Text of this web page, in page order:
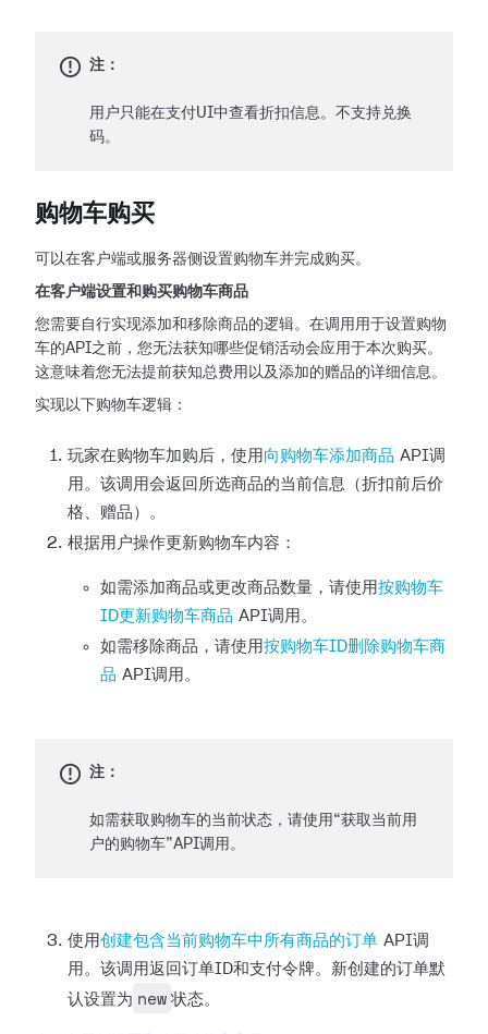
注：
用户只能在支付UI中查看折扣信息。不支持兑换
码。
购物车购买
可以在客户端或服务器侧设置购物车并完成购买。
在客户端设置和购买购物车商品
您需要自行实现添加和移除商品的逻辑。在调用用于设置购物
车的API之前，您无法获知哪些促销活动会应用于本次购买。
这意味着您无法提前获知总费用以及添加的赠品的详细信息。
实现以下购物车逻辑：
玩家在购物车加购后，使用 向购物车添加商品 API调
用。该调用会返回所选商品的当前信息（折扣前后价
格、赠品）。
根据用户操作更新购物车内容：
如需添加商品或更改商品数量，请使用按购物车
ID更新购物车商品 API调用。
如需移除商品，请使用按购物车ID删除购物车商
品 API调用。
注：
如需获取购物车的当前状态，请使用“获取当前用
户的购物车”API调用。
使用创建包含当前购物车中所有商品的订单 API调
用。该调用返回订单ID和支付令牌。新创建的订单默
认设置为 new 状态。